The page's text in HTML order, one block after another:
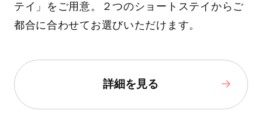
テイ」をご用意。２つのショートステイからご
都合に合わせてお選びいただけます。
詳細を見る